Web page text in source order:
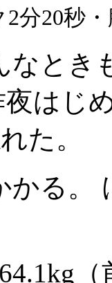
2分20秒
なとき
はじ
た。
かる。
（